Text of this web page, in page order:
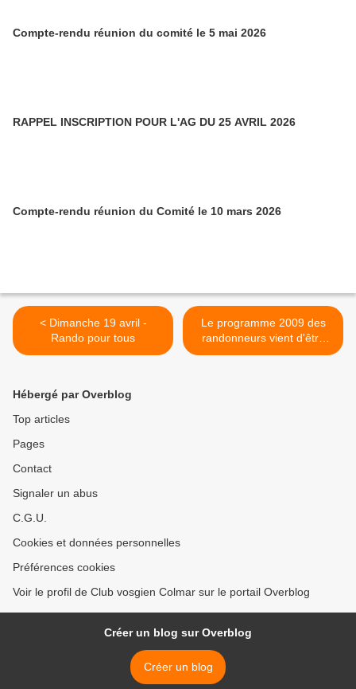
Compte-rendu réunion du comité le 5 mai 2026
RAPPEL INSCRIPTION POUR L'AG DU 25 AVRIL 2026
Compte-rendu réunion du Comité le 10 mars 2026
< Dimanche 19 avril -
Rando pour tous
Le programme 2009 des
randonneurs vient d'être
mis à jour >
Hébergé par Overblog
Top articles
Pages
Contact
Signaler un abus
C.G.U.
Cookies et données personnelles
Préférences cookies
Voir le profil de Club vosgien Colmar sur le portail Overblog
Créer un blog sur Overblog
Créer un blog